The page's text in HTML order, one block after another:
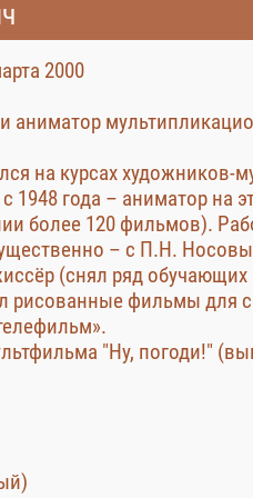
2000
аниматор
на курсах художников-
1948 года – аниматор на
более 120 фильмов).
– с П.Н.
(снял ряд
рисованные фильмы для
"Ну, погоди!"